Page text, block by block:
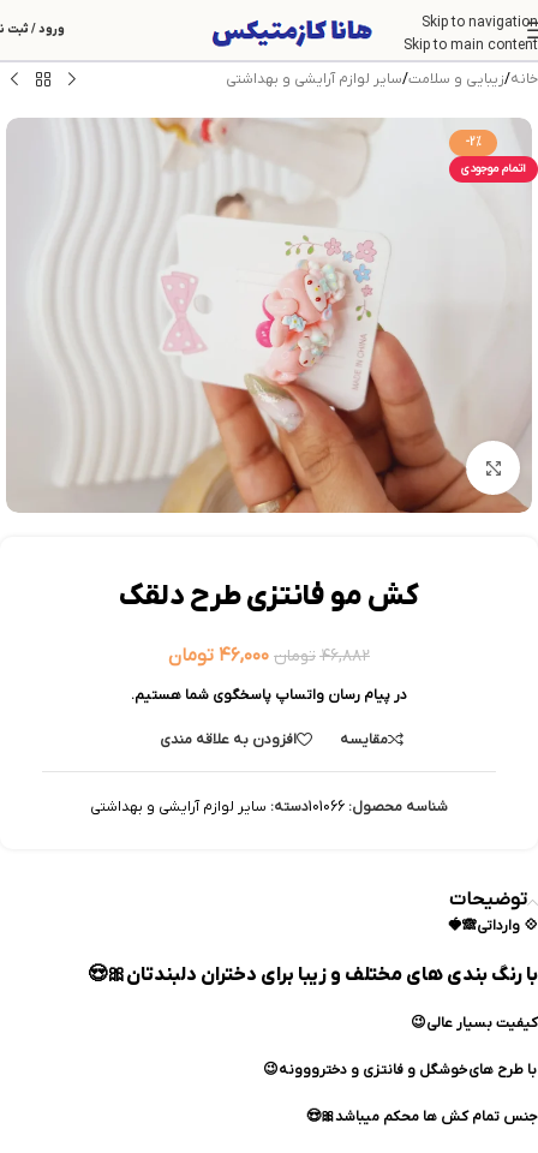
Skip to navigation
Skip to main content
ورود / ثبت
خانه/زیبایی و سلامت/سایر لوازم آرایشی و بهداشتی
-2%
اتمام موجودی
بزرگنمایی تصویر
کش مو فانتزی طرح دلقک
۴۶,۸۸۲ تومان ۴۶,۰۰۰ تومان
در پیام رسان واتساپ پاسخگوی شما هستیم.
مقایسه افزودن به علاقه مندی
شناسه محصول: 101066دسته: سایر لوازم آرایشی و بهداشتی
توضیحات
💠 وارداتی🙈🍓
با رنگ بندی های مختلف و زیبا برای دختران دلبندتان🎀😍
کیفیت بسیار عالی😉
با طرح های خوشگل و فانتزی و دخترووونه😉
جنس تمام کش ها محکم میباشد🎀😍